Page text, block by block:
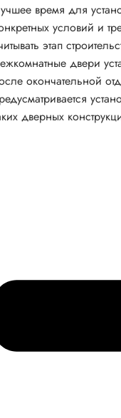
время для
условий и
этап
двери
окончательной
дверных